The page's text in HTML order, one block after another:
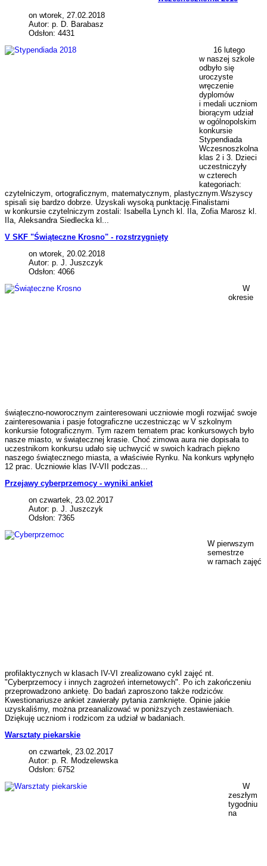
on wtorek, 27.02.2018
Autor: p. D. Barabasz
Odsłon: 4431
16 lutego
w naszej szkole
odbyło się
uroczyste
wręczenie
dyplomów
i medali uczniom
biorącym udział
w ogólnopolskim
konkursie
Stypendiada
Wczesnoszkolna
klas 2 i 3. Dzieci
uczestniczyły
w czterech
kategoriach:
czytelniczym, ortograficznym, matematycznym, plastycznym.Wszyscy
spisali się bardzo dobrze. Uzyskali wysoką punktację.Finalistami
w konkursie czytelniczym zostali: Isabella Lynch kl. IIa, Zofia Marosz kl.
IIa, Aleksandra Siedlecka kl...
V SKF "Świąteczne Krosno" - rozstrzygnięty
on wtorek, 20.02.2018
Autor: p. J. Juszczyk
Odsłon: 4066
W
okresie
świąteczno-noworocznym zainteresowani uczniowie mogli rozwijać swoje
zainteresowania i pasje fotograficzne uczestnicząc w V szkolnym
konkursie fotograficznym. Tym razem tematem prac konkursowych było
nasze miasto, w świątecznej krasie. Choć zimowa aura nie dopisała to
uczestnikom konkursu udało się uchwycić w swoich kadrach piękno
naszego świątecznego miasta, a właściwie Rynku. Na konkurs wpłynęło
12 prac. Uczniowie klas IV-VII podczas...
Przejawy cyberprzemocy - wyniki ankiet
on czwartek, 23.02.2017
Autor: p. J. Juszczyk
Odsłon: 7365
W pierwszym
semestrze
w ramach zajęć
profilaktycznych w klasach IV-VI zrealizowano cykl zajęć nt.
"Cyberprzemocy i innych zagrożeń internetowych". Po ich zakończeniu
przeprowadzono ankietę. Do badań zaproszono także rodziców.
Kwestionariusze ankiet zawierały pytania zamknięte. Opinie jakie
uzyskaliśmy, można przeanalizować w poniższych zestawieniach.
Dziękuję uczniom i rodzicom za udział w badaniach.
Warsztaty piekarskie
on czwartek, 23.02.2017
Autor: p. R. Modzelewska
Odsłon: 6752
W
zeszłym
tygodniu
na